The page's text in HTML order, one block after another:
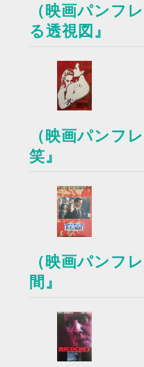
（映画パンフ
る透視図』
（映画パンフ
笑』
（映画パンフ
間』